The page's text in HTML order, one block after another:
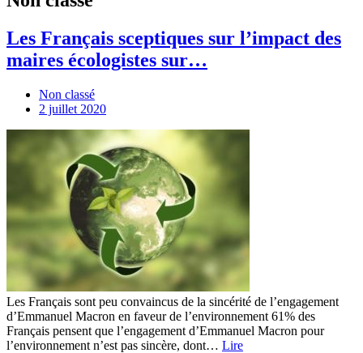
Les Français sceptiques sur l’impact des
maires écologistes sur…
Non classé
2 juillet 2020
Les Français sont peu convaincus de la sincérité de l’engagement
d’Emmanuel Macron en faveur de l’environnement 61% des
Français pensent que l’engagement d’Emmanuel Macron pour
l’environnement n’est pas sincère, dont… Lire